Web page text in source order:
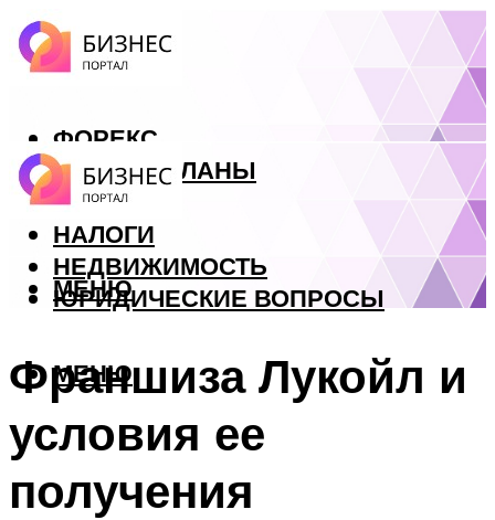
ФОРЕКС
БИЗНЕС ПЛАНЫ
КРЕДИТЫ
НАЛОГИ
НЕДВИЖИМОСТЬ
ЮРИДИЧЕСКИЕ ВОПРОСЫ
МЕНЮ
МЕНЮ
Франшиза Лукойл и
условия ее
получения